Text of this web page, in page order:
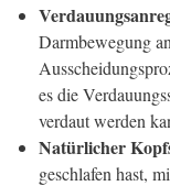
Darmbewegung
es die
verdaut werden
Natürlicher
geschlafen hast,